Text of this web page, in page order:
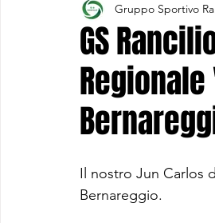
GS Rancilio
GS
Gruppo Sportivo
Il nostro Jun Carlos
Bernareggio.